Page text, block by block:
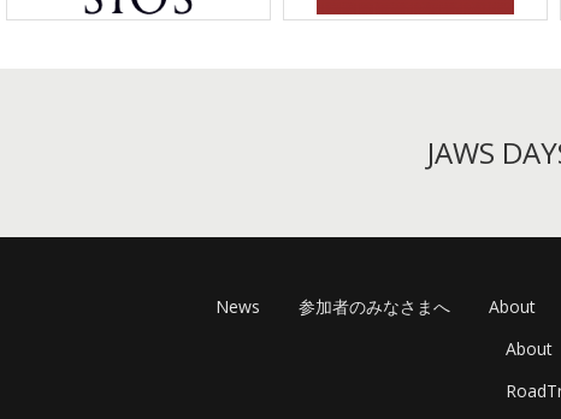
シ
JAWS
News 参加者のみなさまへ
About
About